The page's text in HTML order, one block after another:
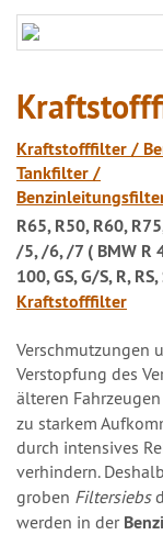
Kraftstofffilter /
Tankfilter /
R65, R50, R60,
/5, /6, /7 ( BMW R
100, GS, G/S, R,
Kraftstofffilter
Verschmutzungen
Verstopfung des
älteren
zu starkem
durch intensives
verhindern.
groben Filtersiebs
werden in der